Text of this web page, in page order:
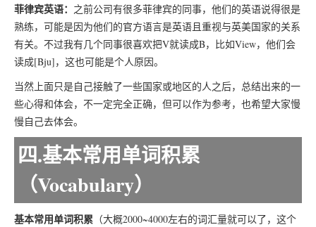
菲律宾英语： 之前公司有很多菲律宾的同事，他们的英语说得很是
熟练，可能是因为他们的官方语言是英语且重视与英美国家的关系
有关。不过我有几个同事很喜欢把V就读成B，比如View，他们会
读成[Bju]，这也可能是个人原因。
当然上面只是自己接触了一些国家或地区的人之后，总结出来的一
些心得和体会，不一定完全正确，但可以作为参考，也希望大家慢
慢自己去体会。
四.基本常用单词积累
（Vocabulary）
基本常用单词积累 （大概2000~4000左右的词汇量就可以了，这个